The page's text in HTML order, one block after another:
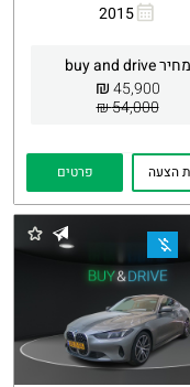
2015
מחיר buy and drive
45,900
₪
54,000 ₪
Whatsapp
הצעה פרטים